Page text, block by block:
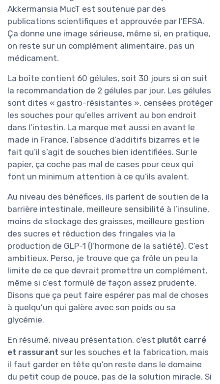
Akkermansia MucT est soutenue par des
publications scientifiques et approuvée par l’EFSA.
Ça donne une image sérieuse, même si, en pratique,
on reste sur un complément alimentaire, pas un
médicament.
La boîte contient 60 gélules, soit 30 jours si on suit
la recommandation de 2 gélules par jour. Les gélules
sont dites « gastro-résistantes », censées protéger
les souches pour qu’elles arrivent au bon endroit
dans l’intestin. La marque met aussi en avant le
made in France, l’absence d’additifs bizarres et le
fait qu’il s’agit de souches bien identifiées. Sur le
papier, ça coche pas mal de cases pour ceux qui
font un minimum attention à ce qu’ils avalent.
Au niveau des bénéfices, ils parlent de soutien de la
barrière intestinale, meilleure sensibilité à l’insuline,
moins de stockage des graisses, meilleure gestion
des sucres et réduction des fringales via la
production de GLP-1 (l’hormone de la satiété). C’est
ambitieux. Perso, je trouve que ça frôle un peu la
limite de ce que devrait promettre un complément,
même si c’est formulé de façon assez prudente.
Disons que ça peut faire espérer pas mal de choses
à quelqu’un qui galère avec son poids ou sa
glycémie.
En résumé, niveau présentation, c’est plutôt carré
et rassurant sur les souches et la fabrication, mais
il faut garder en tête qu’on reste dans le domaine
du petit coup de pouce, pas de la solution miracle. Si